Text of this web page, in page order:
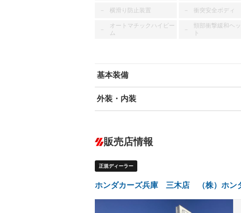
－ 横滑り防止装置 － 衝突安全ボディ
－
オートマチックハイビー
ム
－
頸部衝撃緩和ヘ
ト
基本装備
エアバッグ：運転席/助手席
－ ダウンヒルアシストコントロール
外装・内装
オーディオ：CDまたはCDチェンジャー／ミュー
サーバー
－
ヘッドライトウォッシャ
ー
－ LEDヘッドランプ HID(キセノンラ
－ ETC － エアロ
販売店情報
正規ディーラー
ホンダカーズ兵庫 三木店 （株）ホン